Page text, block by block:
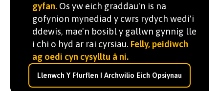
gyfan. Os yw eich graddau'n is na
gofynion mynediad y cwrs rydych wedi'i
ddewis, mae'n bosibl y gallwn gynnig lle
i chi o hyd ar rai cyrsiau. Felly, peidiwch
ag oedi cyn cysylltu â ni.
Llenwch Y Ffurflen I Archwilio Eich Opsiynau